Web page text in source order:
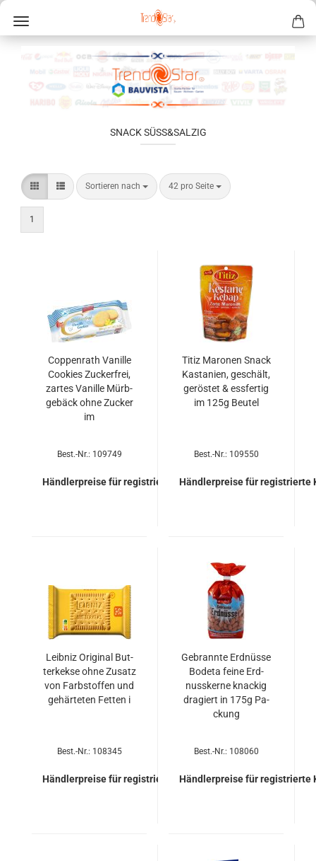
SNACK SÜSS&SALZIG
Sortieren nach 42 pro Seite
1
Cop­pen­rath Va­nil­le
Coo­kies Zu­cker­frei,
zar­tes Va­nil­le Mürb­
ge­bäck ohne Zu­cker
im
Best.-Nr.: 109749
Händlerpreise für registrierte Kunden
Titiz Ma­ro­nen Snack
Kas­ta­ni­en, ge­schält,
ge­rös­tet & ess­fer­tig
im 125g Beu­tel
Best.-Nr.: 109550
Händlerpreise für registrierte
Leib­niz Ori­gi­nal But­
ter­kek­se ohne Zu­satz
von Farb­stof­fen und
ge­här­te­ten Fet­ten i
Best.-Nr.: 108345
Händlerpreise für registrierte Kunden
Ge­brann­te Erd­nüs­se
Bo­de­ta feine Erd­
nuss­ker­ne kna­ckig
dra­giert in 175g Pa­
ckung
Best.-Nr.: 108060
Händlerpreise für registrierte